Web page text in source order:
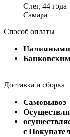
Олег, 44 года
Самара
Способ оплаты
Наличными
Доставка и сборка
Самовывоз
с